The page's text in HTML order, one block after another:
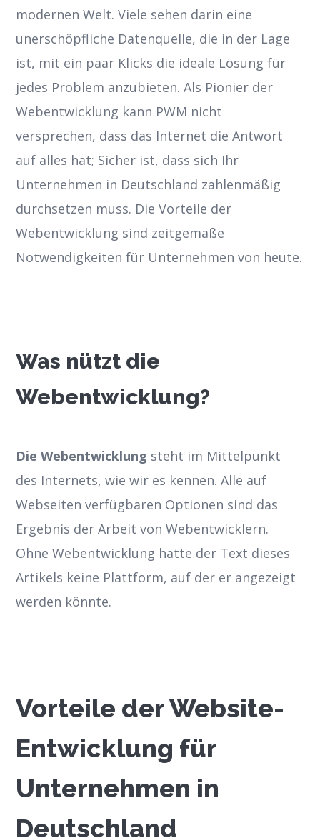
modernen Welt. Viele sehen darin eine
unerschöpfliche Datenquelle, die in der Lage
ist, mit ein paar Klicks die ideale Lösung für
jedes Problem anzubieten. Als Pionier der
Webentwicklung kann PWM nicht
versprechen, dass das Internet die Antwort
auf alles hat; Sicher ist, dass sich Ihr
Unternehmen in Deutschland zahlenmäßig
durchsetzen muss. Die Vorteile der
Webentwicklung sind zeitgemäße
Notwendigkeiten für Unternehmen von heute.
Was nützt die
Webentwicklung?
Die Webentwicklung steht im Mittelpunkt
des Internets, wie wir es kennen. Alle auf
Webseiten verfügbaren Optionen sind das
Ergebnis der Arbeit von Webentwicklern.
Ohne Webentwicklung hätte der Text dieses
Artikels keine Plattform, auf der er angezeigt
werden könnte.
Vorteile der Website-
Entwicklung für
Unternehmen in
Deutschland